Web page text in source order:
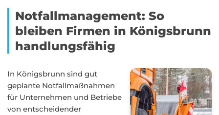
Notfallmanagement: So
bleiben Firmen in Königsbrunn
handlungsfähig
In Königsbrunn sind gut
geplante Notfallmaßnahmen
für Unternehmen und Betriebe
von entscheidender